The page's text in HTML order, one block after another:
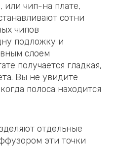
чип-на плате,
сотни
чипов
подложку и
слоем
получается гладкая,
Вы не увидите
полоса находится
отдельные
эти точки